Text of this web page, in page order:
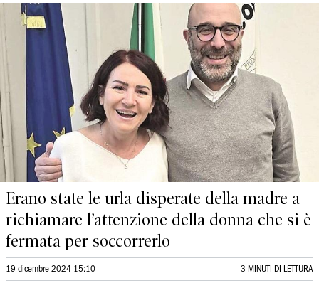
Erano state le urla disperate della madre a
richiamare l’attenzione della donna che si è
fermata per soccorrerlo
19 dicembre 2024 15:10 3 MINUTI DI LETTURA